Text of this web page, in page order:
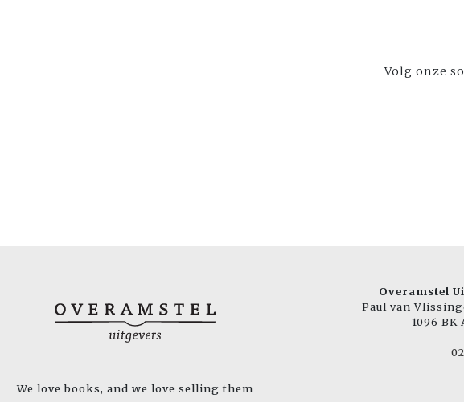
Volg onze
We love books, and we love selling them
Overamstel
Paul van
1096 BK